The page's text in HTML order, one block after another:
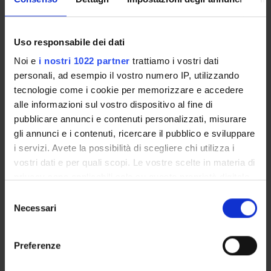
Uso responsabile dei dati
Noi e i nostri 1022 partner trattiamo i vostri dati
personali, ad esempio il vostro numero IP, utilizzando
tecnologie come i cookie per memorizzare e accedere
alle informazioni sul vostro dispositivo al fine di
pubblicare annunci e contenuti personalizzati, misurare
gli annunci e i contenuti, ricercare il pubblico e sviluppare
i servizi. Avete la possibilità di scegliere chi utilizza i
vostri dati e per quali scopi. Le vostre scelte in materia di
modificare o revocare il proprio consenso in qualsiasi
momento dalla Dichiarazione sui cookie o facendo clic
delNecessari
Preferenze
Automazioni Industriali s.r.l.
Finanziamento:
assegnato e gestito dal Dipartimento
Programma:
ART66 - Attività Commerciale
PARTECIPANTI AL PROGETTO
Umberto Castellani